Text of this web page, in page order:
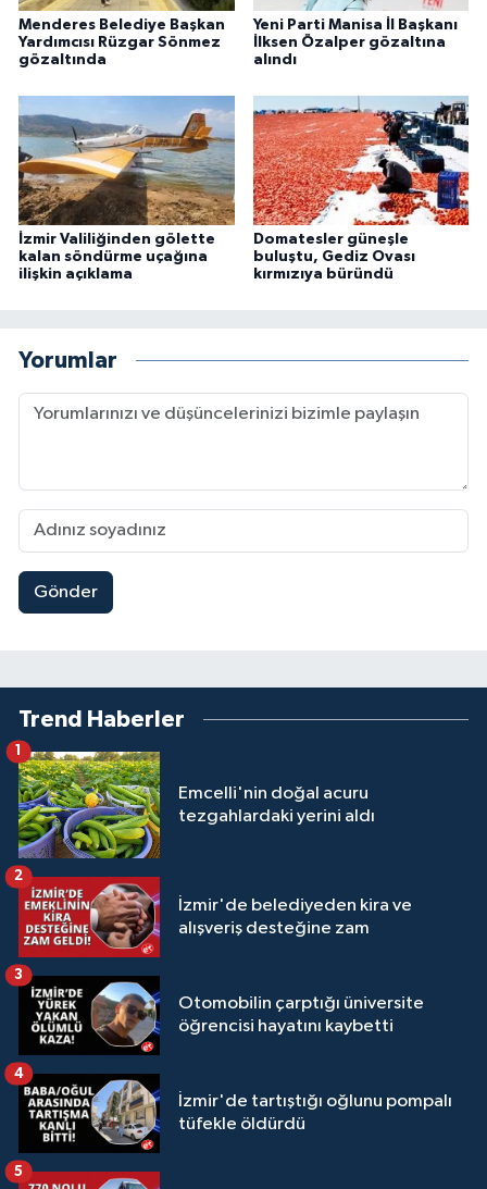
Menderes Belediye Başkan
Yardımcısı Rüzgar Sönmez
gözaltında
Yeni Parti Manisa İl Başkanı
İlksen Özalper gözaltına
alındı
İzmir Valiliğinden gölette
kalan söndürme uçağına
ilişkin açıklama
Domatesler güneşle
buluştu, Gediz Ovası
kırmızıya büründü
Yorumlar
Gönder
Trend Haberler
Emcelli'nin doğal acuru
tezgahlardaki yerini aldı
İzmir'de belediyeden kira ve
alışveriş desteğine zam
2
Otomobilin çarptığı üniversite
öğrencisi hayatını kaybetti
3
İzmir'de tartıştığı oğlunu pompalı
tüfekle öldürdü
4
5